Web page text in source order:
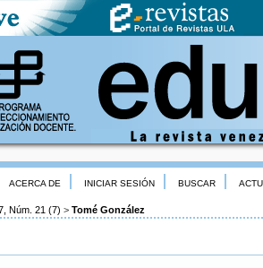
ACERCA DE INICIAR SESIÓN BUSCAR
Núm. 21 (7) > Tomé González